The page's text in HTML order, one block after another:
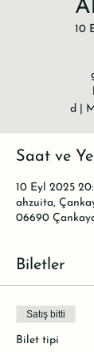
10
d |
Saat ve
10 Eyl 2025
ahzuita,
06690
Biletler
Satış bitti
Bilet tipi